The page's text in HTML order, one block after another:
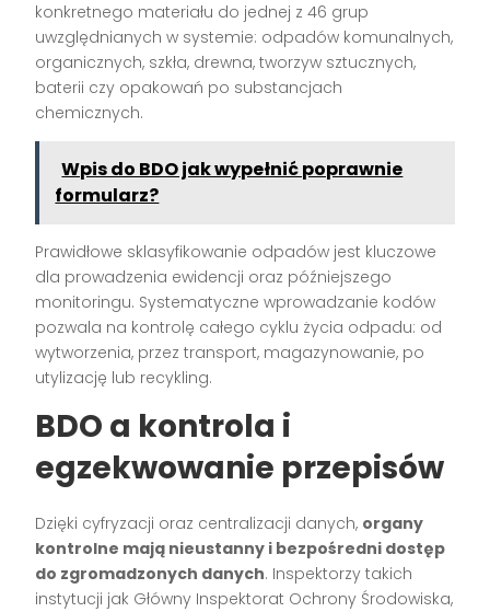
konkretnego materiału do jednej z 46 grup
uwzględnianych w systemie: odpadów komunalnych,
organicznych, szkła, drewna, tworzyw sztucznych,
baterii czy opakowań po substancjach
chemicznych.
Wpis do BDO jak wypełnić poprawnie
formularz?
Prawidłowe sklasyfikowanie odpadów jest kluczowe
dla prowadzenia ewidencji oraz późniejszego
monitoringu. Systematyczne wprowadzanie kodów
pozwala na kontrolę całego cyklu życia odpadu: od
wytworzenia, przez transport, magazynowanie, po
utylizację lub recykling.
BDO a kontrola i
egzekwowanie przepisów
Dzięki cyfryzacji oraz centralizacji danych, organy
kontrolne mają nieustanny i bezpośredni dostęp
do zgromadzonych danych. Inspektorzy takich
instytucji jak Główny Inspektorat Ochrony Środowiska,